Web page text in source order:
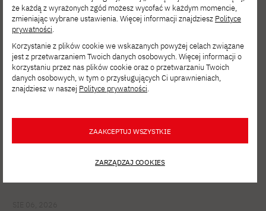
aktualności
że każdą z wyrażonych zgód możesz wycofać w każdym momencie,
zmieniając wybrane ustawienia. Więcej informacji znajdziesz Polityce
prywatności.
Korzystanie z plików cookie we wskazanych powyżej celach związane
jest z przetwarzaniem Twoich danych osobowych. Więcej informacji o
korzystaniu przez nas plików cookie oraz o przetwarzaniu Twoich
danych osobowych, w tym o przysługujących Ci uprawnieniach,
znajdziesz w naszej Polityce prywatności.
ZAAKCEPTUJ WSZYSTKIE
ZARZĄDZAJ COOKIES